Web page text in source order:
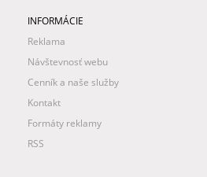
INFORMÁCIE
Reklama
Návštevnosť webu
Cenník a naše služby
Kontakt
Formáty reklamy
RSS